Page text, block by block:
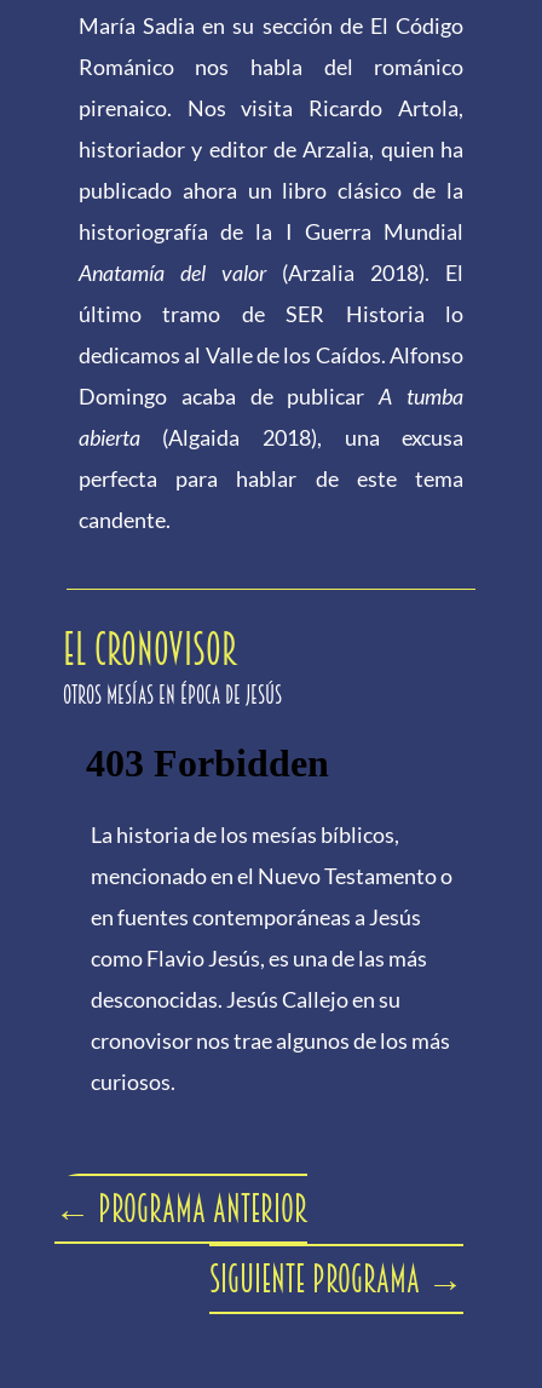
María Sadia en su sección de El Código
Románico nos habla del románico
pirenaico. Nos visita Ricardo Artola,
historiador y editor de Arzalia, quien ha
publicado ahora un libro clásico de la
historiografía de la I Guerra Mundial
Anatamía del valor(Arzalia 2018). El
último tramo de SER Historia lo
dedicamos al Valle de los Caídos. Alfonso
Domingo acaba de publicarA tumba
abierta(Algaida 2018), una excusa
perfecta para hablar de este tema
candente.
EL CRONOVISOR
Otros mesías en época de Jesús
La historia de los mesías bíblicos,
mencionado en el Nuevo Testamento o
en fuentes contemporáneas a Jesús
como Flavio Jesús, es una de las más
desconocidas. Jesús Callejo en su
cronovisor nos trae algunos de los más
curiosos.
← Programa anterior
Siguiente programa →